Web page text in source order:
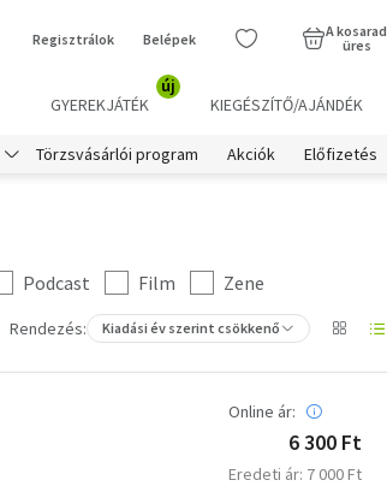
Regisztrálok Belépek
A kosarad
üres
GYEREKJÁTÉK
új
KIEGÉSZÍTŐ/AJÁNDÉK
Törzsvásárlói program Akciók Előfizetés
Podcast Film
Zene
Rendezés: Kiadási év szerint csökkenő
Online ár:
6 300 Ft
Eredeti ár: 7 000 Ft